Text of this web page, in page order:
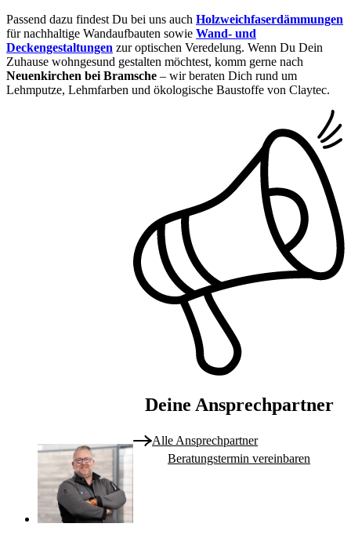
Passend dazu findest Du bei uns auch Holzweichfaserdämmungen
für nachhaltige Wandaufbauten sowie Wand- und
Deckengestaltungen zur optischen Veredelung. Wenn Du Dein
Zuhause wohngesund gestalten möchtest, komm gerne nach
Neuenkirchen bei Bramsche – wir beraten Dich rund um
Lehmputze, Lehmfarben und ökologische Baustoffe von Claytec.
Deine Ansprechpartner
Alle Ansprechpartner
Beratungstermin vereinbaren